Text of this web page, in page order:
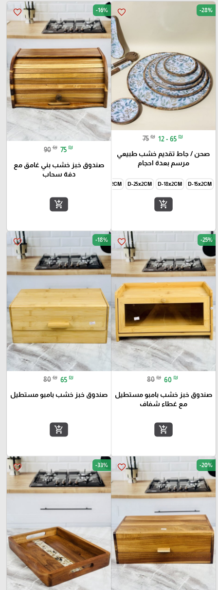
favorite_border -28%
75 ₪ 12 - 65 ₪
صحن / جاط تقديم خشب طبيعي
مرسم بعدة احجام
D-15x2CM
D-18x2CM
D-25x2CM
D-30x2CM
add_shopping_cart
favorite_border -16%
90 ₪ 75 ₪
صندوق خبز خشب بني غامق مع
دفة سحاب
add_shopping_cart
favorite_border -25%
80 ₪ 60 ₪
صندوق خبز خشب بامبو مستطيل
مع غطاء شفاف
add_shopping_cart
favorite_border -18%
80 ₪ 65 ₪
صندوق خبز خشب بامبو مستطيل
add_shopping_cart
favorite_border -20%
favorite_border -33%